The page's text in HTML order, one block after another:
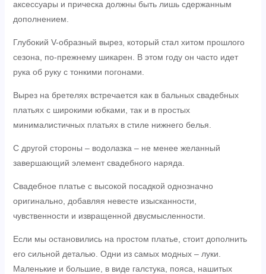
аксессуары и прическа должны быть лишь сдержанным
дополнением.
Глубокий V-образный вырез, который стал хитом прошлого
сезона, по-прежнему шикарен. В этом году он часто идет
рука об руку с тонкими погонами.
Вырез на бретелях встречается как в бальных свадебных
платьях с широкими юбками, так и в простых
минималистичных платьях в стиле нижнего белья.
С другой стороны – водолазка – не менее желанный
завершающий элемент свадебного наряда.
Свадебное платье с высокой посадкой однозначно
оригинально, добавляя невесте изысканности,
чувственности и извращенной двусмысленности.
Если мы остановились на простом платье, стоит дополнить
его сильной деталью. Одни из самых модных – луки.
Маленькие и большие, в виде галстука, пояса, нашитых